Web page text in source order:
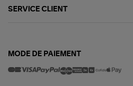
SERVICE CLIENT
MODE DE PAIEMENT